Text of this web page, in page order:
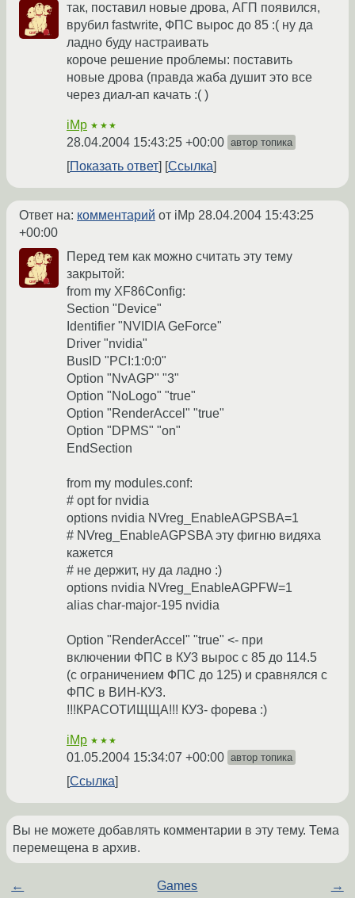
так, поставил новые дрова, АГП появился,
врубил fastwrite, ФПС вырос до 85 :( ну да
ладно буду настраивать
короче решение проблемы: поставить
новые дрова (правда жаба душит это все
через диал-ап качать :( )
iMp ★★★
28.04.2004 15:43:25 +00:00 автор топика
Показать ответ Ссылка
Ответ на: комментарий от iMp 28.04.2004 15:43:25
+00:00
Перед тем как можно считать эту тему
закрытой:
from my XF86Config:
Section "Device"
Identifier "NVIDIA GeForce"
Driver "nvidia"
BusID "PCI:1:0:0"
Option "NvAGP" "3"
Option "NoLogo" "true"
Option "RenderAccel" "true"
Option "DPMS" "on"
EndSection
from my modules.conf:
# opt for nvidia
options nvidia NVreg_EnableAGPSBA=1
# NVreg_EnableAGPSBA эту фигню видяха
кажется
# не держит, ну да ладно :)
options nvidia NVreg_EnableAGPFW=1
alias char-major-195 nvidia
Option "RenderAccel" "true" <- при
включении ФПС в КУ3 вырос с 85 до 114.5
(с ограничением ФПС до 125) и сравнялся с
ФПС в ВИН-КУ3.
!!!КРАСОТИЩЩА!!! КУ3- форева :)
iMp ★★★
01.05.2004 15:34:07 +00:00 автор топика
Ссылка
Вы не можете добавлять комментарии в эту тему. Тема
перемещена в архив.
← Games →